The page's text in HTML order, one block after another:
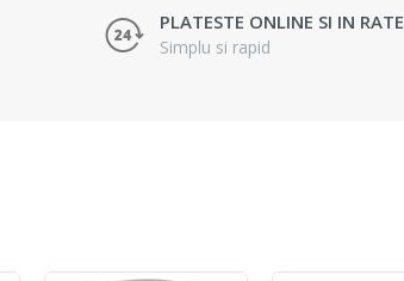
PLATESTE ONLINE SI IN RATE
Simplu si rapid